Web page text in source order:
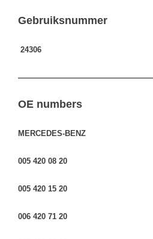
Gebruiksnummer
24306
OE numbers
MERCEDES-BENZ
005 420 08 20
005 420 15 20
006 420 71 20